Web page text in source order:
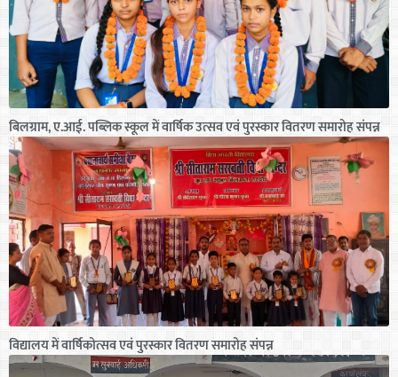
बिलग्राम, ए.आई. पब्लिक स्कूल में वार्षिक उत्सव एवं पुरस्कार वितरण समारोह संपन्न
विद्यालय में वार्षिकोत्सव एवं पुरस्कार वितरण समारोह संपन्न